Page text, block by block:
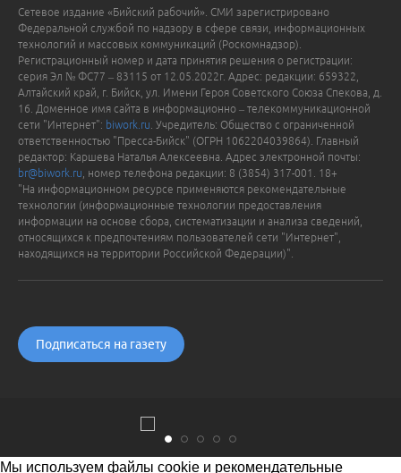
Сетевое издание «Бийский рабочий». СМИ зарегистрировано
Федеральной службой по надзору в сфере связи, информационных
технологий и массовых коммуникаций (Роскомнадзор).
Регистрационный номер и дата принятия решения о регистрации:
серия Эл № ФС77 – 83115 от 12.05.2022г. Адрес: редакции: 659322,
Алтайский край, г. Бийск, ул. Имени Героя Советского Союза Спекова, д.
16. Доменное имя сайта в информационно – телекоммуникационной
сети "Интернет": biwork.ru . Учредитель: Общество с ограниченной
ответственностью "Пресса-Бийск" (ОГРН 1062204039864). Главный
редактор: Каршева Наталья Алексеевна. Адрес электронной почты:
br@biwork.ru , номер телефона редакции: 8 (3854) 317-001. 18+
"На информационном ресурсе применяются рекомендательные
технологии (информационные технологии предоставления
информации на основе сбора, систематизации и анализа сведений,
относящихся к предпочтениям пользователей сети "Интернет",
находящихся на территории Российской Федерации)".
Подписаться на газету
Мы используем файлы cookie и рекомендательные